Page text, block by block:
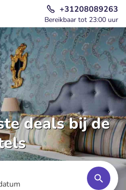
+31208089263
Bereikbaar tot 23:00 uur
deals bij de